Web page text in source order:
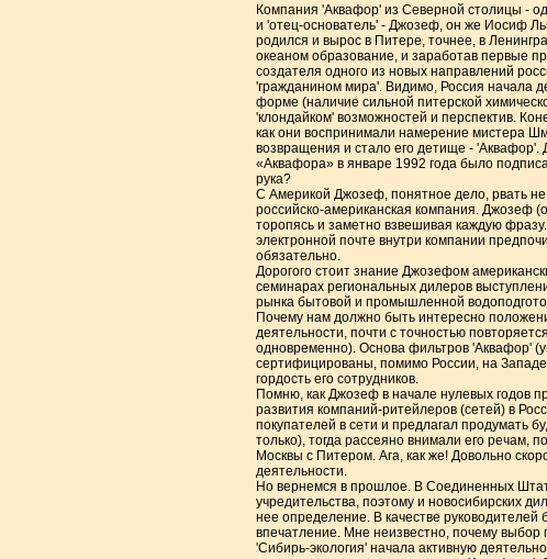
Компания 'Аквафор' из Северной столицы -
и 'отец-основатель' - Джозеф, он же Иосиф
родился и вырос в Питере, точнее, в
океаном образование, и заработав первые
создателя одного из новых направлений
'гражданином мира'. Видимо, Россия начала
форме (наличие сильной питерской
'клондайком' возможностей и перспектив.
как они воспринимали намерение мистера
возвращения и стало его детище - 'Аквафор'.
«Аквафора» в январе 1992 года было
рука?
С Америкой Джозеф, понятное дело, рвать
российско-американская компания. Джозеф
торопясь и заметно взвешивая каждую
электронной почте внутри компании
обязательно.
Дорогого стоит знание Джозефом
семинарах региональных дилеров
рынка бытовой и промышленной
Почему нам должно быть интересно
деятельности, почти с точностью
одновременно). Основа фильтров 'Аквафор'
сертифицированы, помимо России, на
гордость его сотрудников.
Помню, как Джозеф в начале нулевых годов
развития компаний-ритейлеров (сетей) в
покупателей в сети и предлагал продумать
только), тогда рассеяно внимали его речам,
Москвы с Питером. Ага, как же! Довольно
деятельности.
Но вернемся в прошлое. В Соединенных
учредительства, поэтому и новосибирских
нее определение. В качестве
впечатление. Мне неизвестно, почему выбор
'Сибирь-экология' начала активную